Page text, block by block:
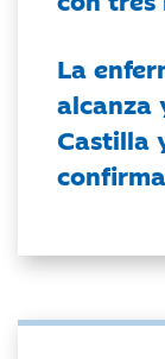
La
alcanza
Castilla